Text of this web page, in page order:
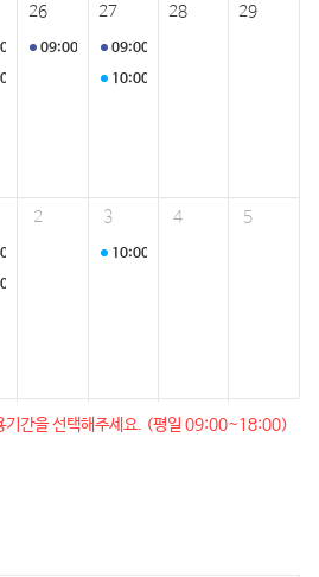
26 27 28 29
영
영
프로그램 운영
09:00 산림청 북부지방산림청 홍천국유림관리
09:00
10:00
2 3 4 5
영
영
10:00
기간을 선택해주세요. (평일 09:00~18:00)